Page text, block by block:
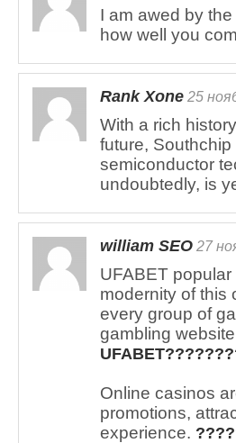
I am awed by
how well you
Rank Xone 25
With a rich
future,
semiconductor
undoubtedly, is
william SEO 27
UFABET
modernity of this
every group of
gambling
Online casinos
promotions,
experience.